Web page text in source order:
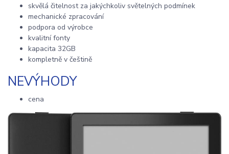
skvělá čitelnost za jakýchkoliv světelných podmínek
mechanické zpracování
podpora od výrobce
kvalitní fonty
kapacita 32GB
kompletně v češtině
NEVÝHODY
cena